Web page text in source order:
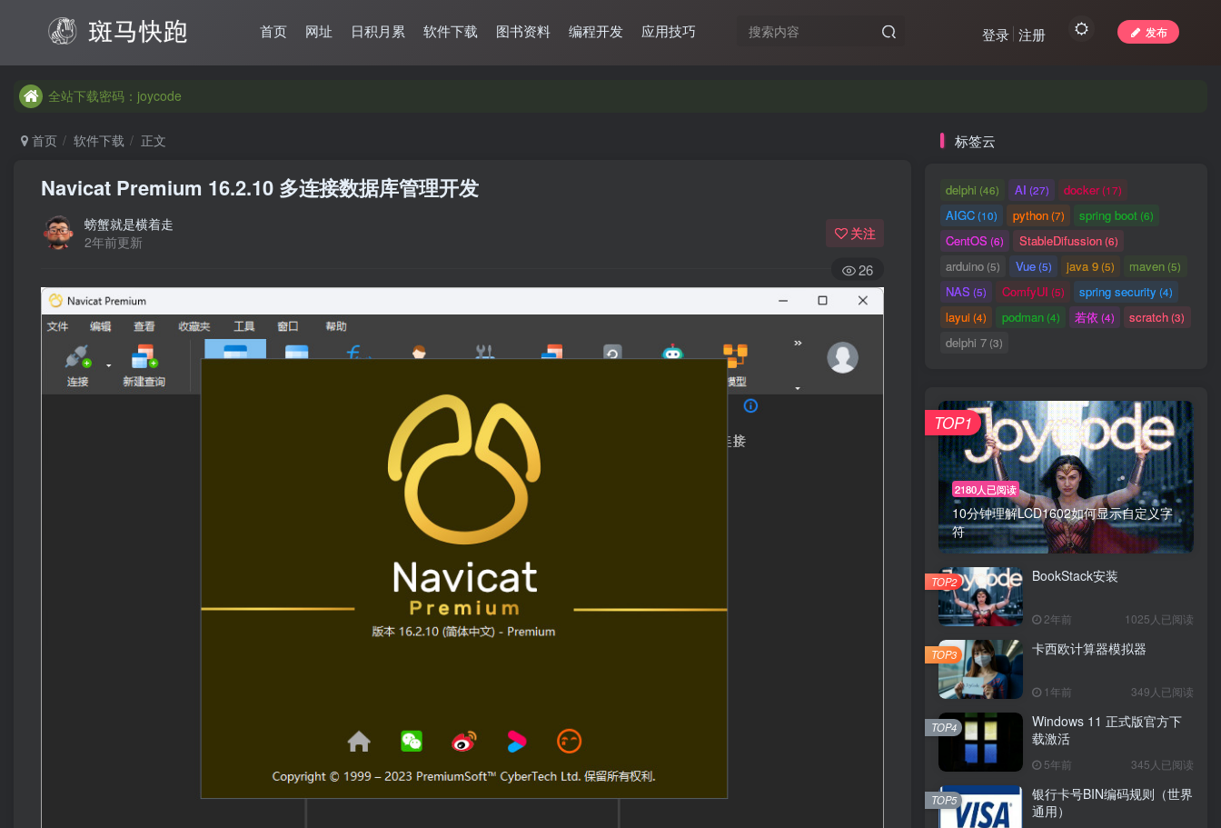
首页 网址 日积月累 软件下载 图书资料 编程开发 应用技巧 发布
登录 注册
全站下载密码：joycode
全站下载密码：joycode
全站下载密码：joycode
首页 软件下载 正文
Navicat Premium 16.2.10 多连接数据库管理开发
螃蟹就是横着走
2年前更新
关注
26
标签云
delphi (46) AI (27) docker(17)
AIGC(10) python(7) spring boot(6)
CentOS (6) StableDifussion(6)
arduino (5) Vue(5) java 9(5) maven (5)
NAS (5) ComfyUI (5) spring security (4)
layui(4) podman(4) 若依 (4) scratch(3)
delphi 7 (3)
2180人已阅读
10分钟理解LCD1602如何显示自定义字
符
TOP1
BookStack安装
2年前 1025人已阅读
TOP2
卡西欧计算器模拟器
1年前 349人已阅读
TOP3
Windows 11 正式版官方下
载激活
5年前 345人已阅读
TOP4
银行卡号BIN编码规则（世界
通用）
TOP5